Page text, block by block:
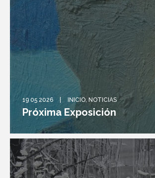
19 05 2026 INICIO, NOTICIAS
Próxima Exposición